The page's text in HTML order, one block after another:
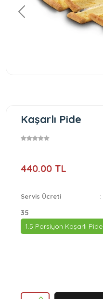
Geri
Kaşarlı Pide
440.00 TL
Servis Ücreti :
35
1.5 Porsiyon Kaşarlı Pide